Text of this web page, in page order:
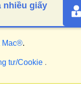
nhiều giấy
Mac®.
tư/Cookie .